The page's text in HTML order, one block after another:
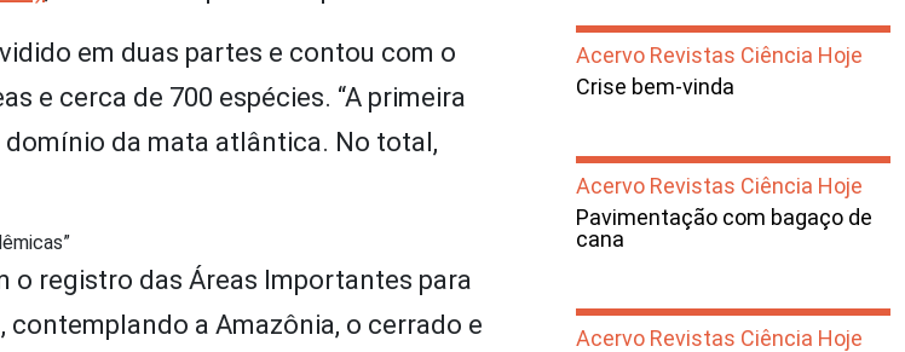
em duas partes e contou com o
e cerca de 700 espécies. “A primeira
da mata atlântica. No total,
o registro das Áreas Importantes para
contemplando a Amazônia, o cerrado e
Acervo Revistas Ciência Hoje
Crise bem-vinda
Acervo Revistas Ciência Hoje
Pavimentação com bagaço de
cana
Acervo Revistas Ciência Hoje